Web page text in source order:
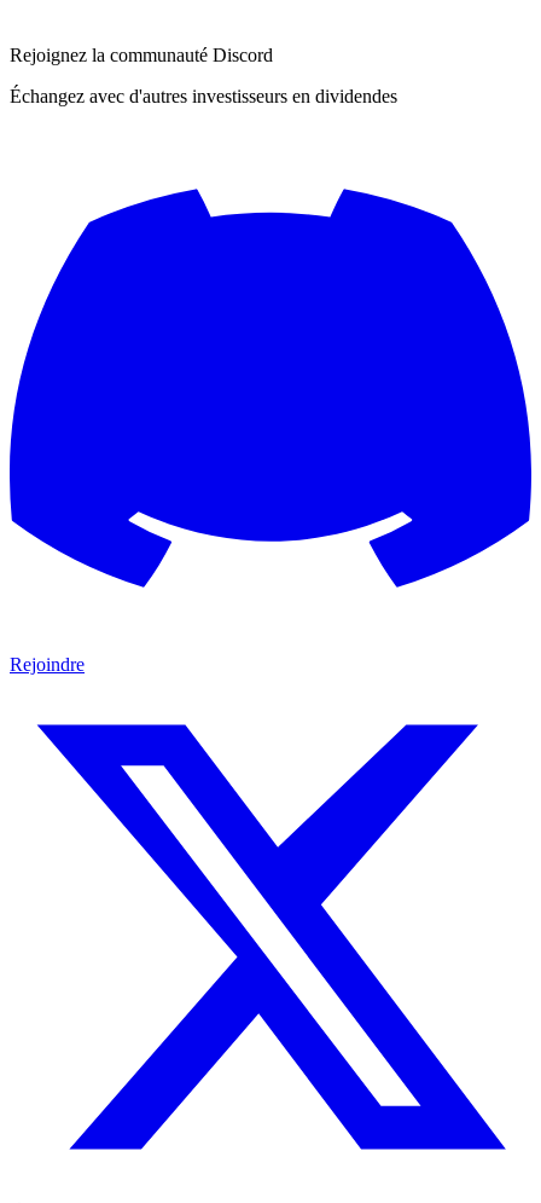
Rejoignez la communauté Discord
Échangez avec d'autres investisseurs en dividendes
Rejoindre